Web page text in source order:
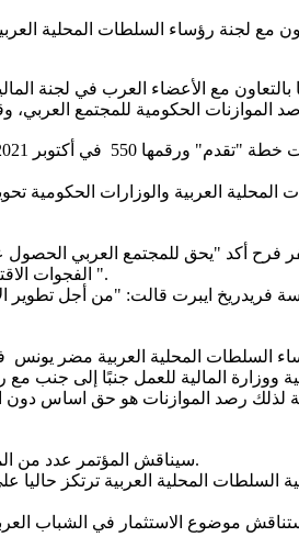
مع لجنة رؤساء السلطات المحلية
العربية والوزارات الحكومية
أكد "يحق للمجتمع العربي الحصول
الفجوات الاقتصادية والاجتماعية. نتابع اسبوعيا طلبات وزارة المالية للجنة المالية لتحويل الميزانيات للمكاتب الحكومية ومنها للسلطات المحلية العربية ".
ايبرت قالت: "من أجل تطوير
السلطات المحلية العربية مضر يونس في
ووزارة المالية للعمل جنبًا إلى
لذلك رصد الموازنات هو حق اساس دون
سيناقش المؤتمر عدد من المحاور من بينها اقتصاد السلطات المحلية العربية وتعزيز المدخولات الذاتية وتوسيع المشاريع التي تعزز من دخل السلطات المحلية العربية.
السلطات المحلية العربية ترتكز